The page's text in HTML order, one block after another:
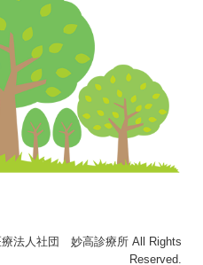
療法人社団 妙高診療所 All Rights
Reserved.